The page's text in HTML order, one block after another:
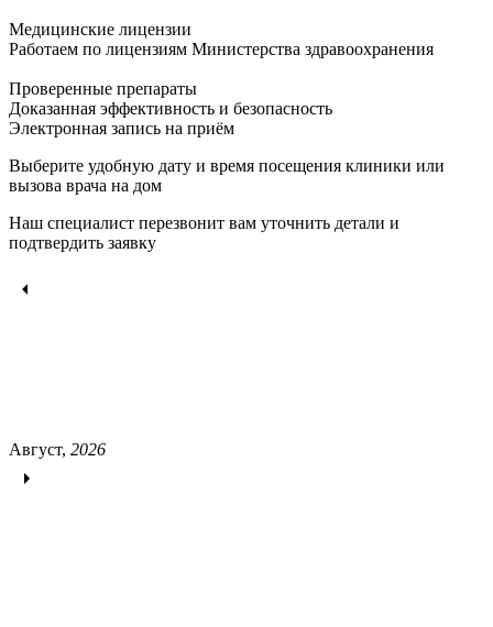
Медицинские лицензии
Работаем по лицензиям Министерства здравоохранения
Проверенные препараты
Доказанная эффективность и безопасность
Электронная запись на приём
Выберите удобную дату и время посещения клиники или
вызова врача на дом
Наш специалист перезвонит вам уточнить детали и
подтвердить заявку
Август, 2026